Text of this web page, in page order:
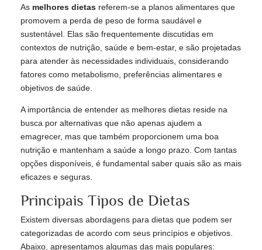
As melhores dietas referem-se a planos alimentares que
promovem a perda de peso de forma saudável e
sustentável. Elas são frequentemente discutidas em
contextos de nutrição, saúde e bem-estar, e são projetadas
para atender às necessidades individuais, considerando
fatores como metabolismo, preferências alimentares e
objetivos de saúde.
A importância de entender as melhores dietas reside na
busca por alternativas que não apenas ajudem a
emagrecer, mas que também proporcionem uma boa
nutrição e mantenham a saúde a longo prazo. Com tantas
opções disponíveis, é fundamental saber quais são as mais
eficazes e seguras.
Principais Tipos de Dietas
Existem diversas abordagens para dietas que podem ser
categorizadas de acordo com seus princípios e objetivos.
Abaixo, apresentamos algumas das mais populares: